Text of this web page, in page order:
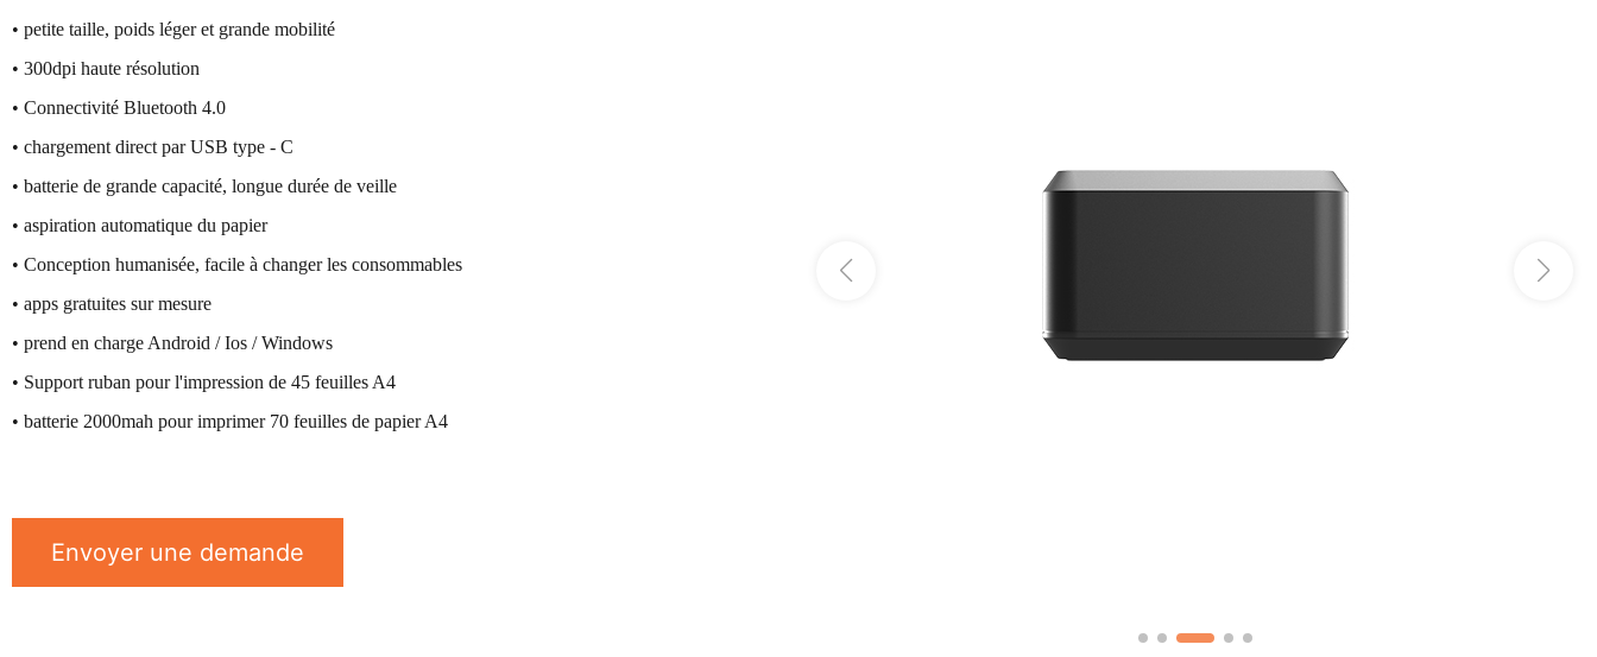
• petite taille, poids léger et grande mobilité
• 300dpi haute résolution
• Connectivité Bluetooth 4.0
• chargement direct par USB type - C
• batterie de grande capacité, longue durée de veille
• aspiration automatique du papier
• Conception humanisée, facile à changer les consommables
• apps gratuites sur mesure
• prend en charge Android / Ios / Windows
• Support ruban pour l'impression de 45 feuilles A4
• batterie 2000mah pour imprimer 70 feuilles de papier A4
Envoyer une demande